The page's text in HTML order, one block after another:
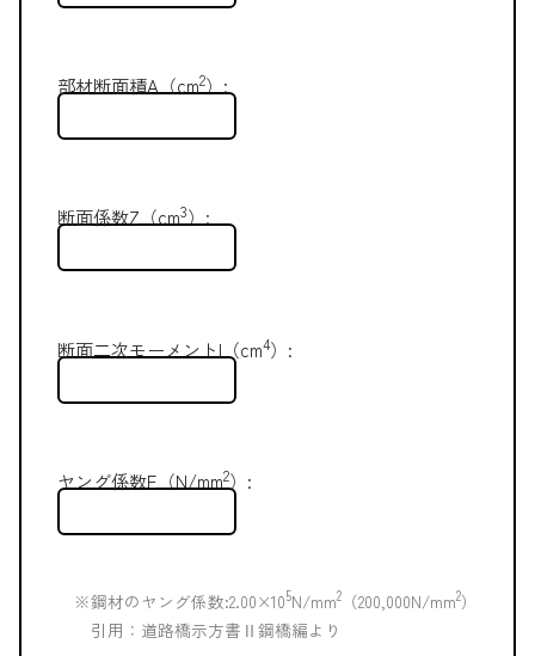
部材断面積A（cm2）:
断面係数Z（cm3）:
断面二次モーメントI（cm4）:
ヤング係数E（N/mm2）:
※鋼材のヤング係数:2.00×105N/mm2 （200,000N/mm2）
引用：道路橋示方書Ⅱ鋼橋編より